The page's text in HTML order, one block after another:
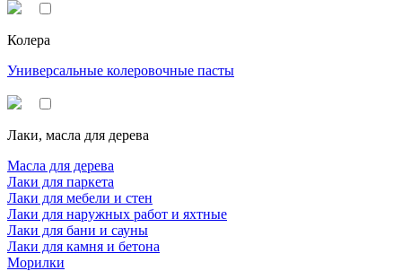
Колера
Универсальные колеровочные пасты
Лаки, масла для дерева
Масла для дерева
Лаки для паркета
Лаки для мебели и стен
Лаки для наружных работ и яхтные
Лаки для бани и сауны
Лаки для камня и бетона
Морилки